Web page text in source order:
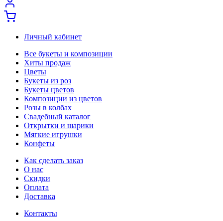
Личный кабинет
Все букеты и композиции
Хиты продаж
Цветы
Букеты из роз
Букеты цветов
Композиции из цветов
Розы в колбах
Свадебный каталог
Открытки и шарики
Мягкие игрушки
Конфеты
Как сделать заказ
О нас
Скидки
Оплата
Доставка
Контакты